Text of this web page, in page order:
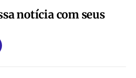
notícia com seus